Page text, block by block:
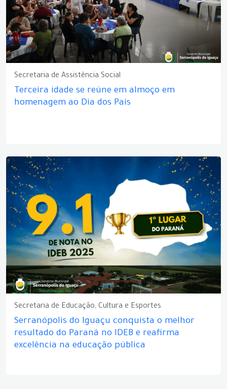
Secretaria de Assistência Social
Terceira idade se reúne em almoço em
homenagem ao Dia dos Pais
Secretaria de Educação, Cultura e Esportes
Serranópolis do Iguaçu conquista o melhor
resultado do Paraná no IDEB e reafirma
excelência na educação pública